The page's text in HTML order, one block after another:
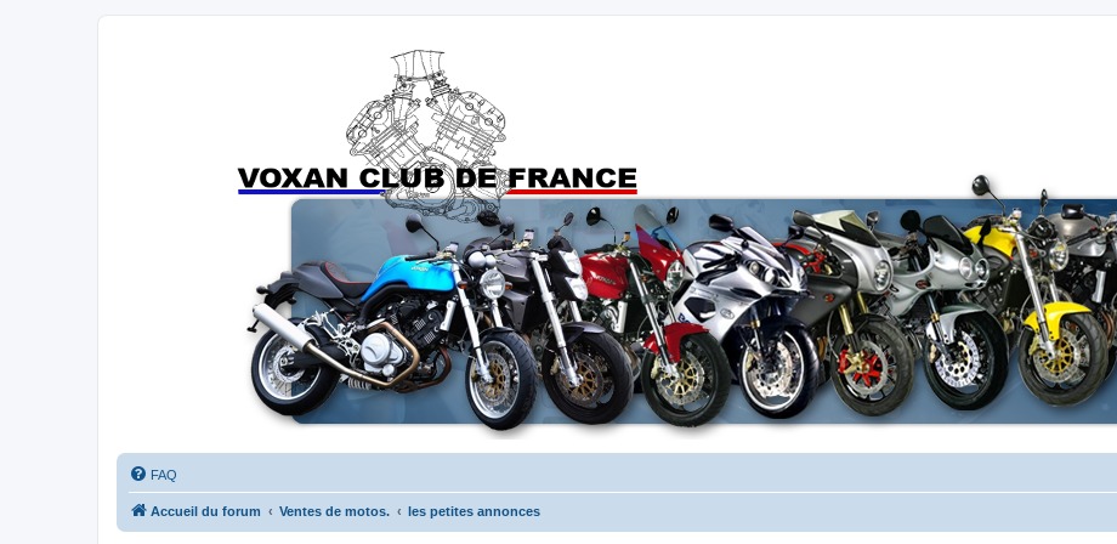
Forums du Voxan Club de France
FAQ
Accueil du forum Ventes de motos. les petites annonces